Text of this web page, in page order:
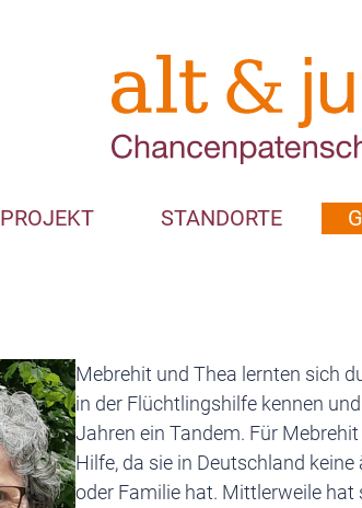
PROJEKT STANDORTE
Mebrehit und Thea lernten sich
in der Flüchtlingshilfe kennen
Jahren ein Tandem. Für
Hilfe, da sie in Deutschland
oder Familie hat. Mittlerweile hat